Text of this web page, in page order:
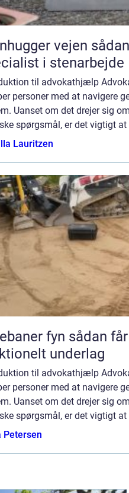
vejen sådan vælger du den rette
i stenarbejde
til advokathjælp
personer med at navigere
Uanset om det drejer sig
spørgsmål, er det vigtigt at
Lauritzen
sådan får du et holdbart og
underlag
til advokathjælp
personer med at navigere
Uanset om det drejer sig
spørgsmål, er det vigtigt at
Petersen